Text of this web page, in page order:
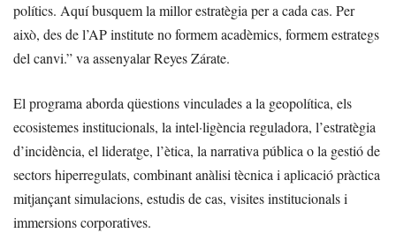
polítics. Aquí busquem la millor estratègia per a cada cas. Per
això, des de l’AP institute no formem acadèmics, formem estrategs
del canvi.” va assenyalar Reyes Zárate.
El programa aborda qüestions vinculades a la geopolítica, els
ecosistemes institucionals, la intel·ligència reguladora, l’estratègia
d’incidència, el lideratge, l’ètica, la narrativa pública o la gestió de
sectors hiperregulats, combinant anàlisi tècnica i aplicació pràctica
mitjançant simulacions, estudis de cas, visites institucionals i
immersions corporatives.